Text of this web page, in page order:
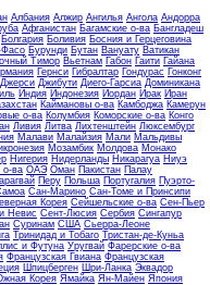
Албания Алжир Ангилья Ангола Андорра
Афганистан Багамские о-ва Бангладеш
Болгария Боливия Босния и Герцеговина
Фасо Бурунди Бутан Вануату Ватикан
Тимор Вьетнам Габон Гаити Гайана
Гернси Гибралтар Гондурас Гонконг
Джерси Джибути Диего-Гарсиа Доминикана
Индия Индонезия Иордан Ирак Иран
Каймановы о-ва Камбоджа Камерун
о-ва Колумбия Коморские о-ва Конго
Ливия Литва Лихтенштейн Люксембург
Малави Малайзия Мали Мальдивы
Мозамбик Молдова Монако
Нигерия Нидерланды Никарагуа Ниуэ
о-ва ОАЭ Оман Пакистан Палау
Перу Польша Португалия Пуэрто-
Сан-Марино Сан-Томе и Принсипи
Корея Сейшельские о-ва Сен-Пьер
Невис Сент-Люсия Сербия Сингапур
Суринам США Сьерра-Леоне
Тринидад и Тобаго Тристан-де-Куньа
и Футуна Уругвай Фарерские о-ва
Французская Гвиана Французская
Шпицберген Шри-Ланка Эквадор
Корея Ямайка Ян-Майен Япония